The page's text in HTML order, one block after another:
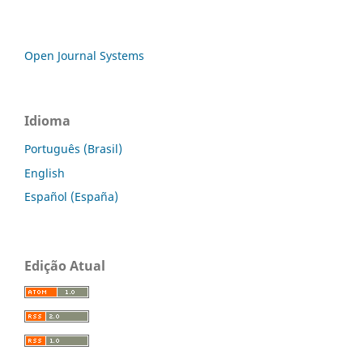
Open Journal Systems
Idioma
Português (Brasil)
English
Español (España)
Edição Atual